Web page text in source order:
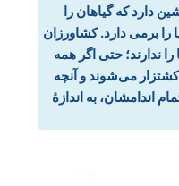
دارد که گیاهان را
را برمی دارد. کشاورزان
ندارند؛ حتی اگر همه
کشتزار می‌شوند و آنچه
اندامشان، به اندازۀ